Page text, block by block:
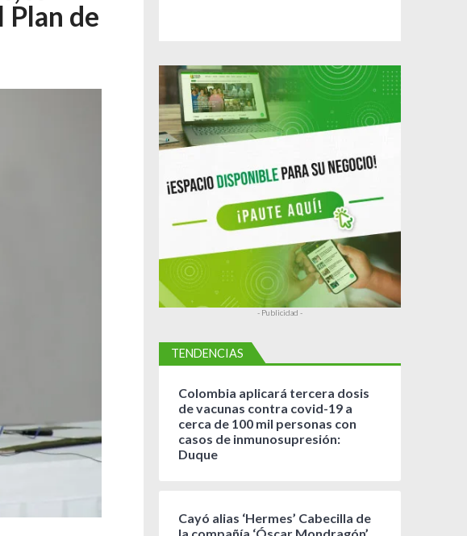
Plan de
- Publicidad -
TENDENCIAS
Colombia aplicará tercera dosis
de vacunas contra covid-19 a
cerca de 100 mil personas con
casos de inmunosupresión:
Duque
Cayó alias ‘Hermes’ Cabecilla de